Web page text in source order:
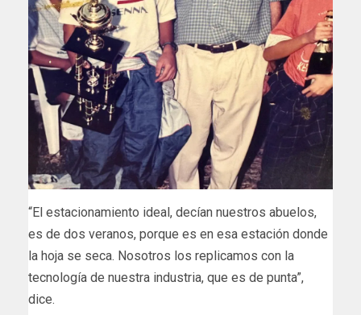
“El estacionamiento ideal, decían nuestros abuelos,
es de dos veranos, porque es en esa estación donde
la hoja se seca. Nosotros los replicamos con la
tecnología de nuestra industria, que es de punta”,
dice.